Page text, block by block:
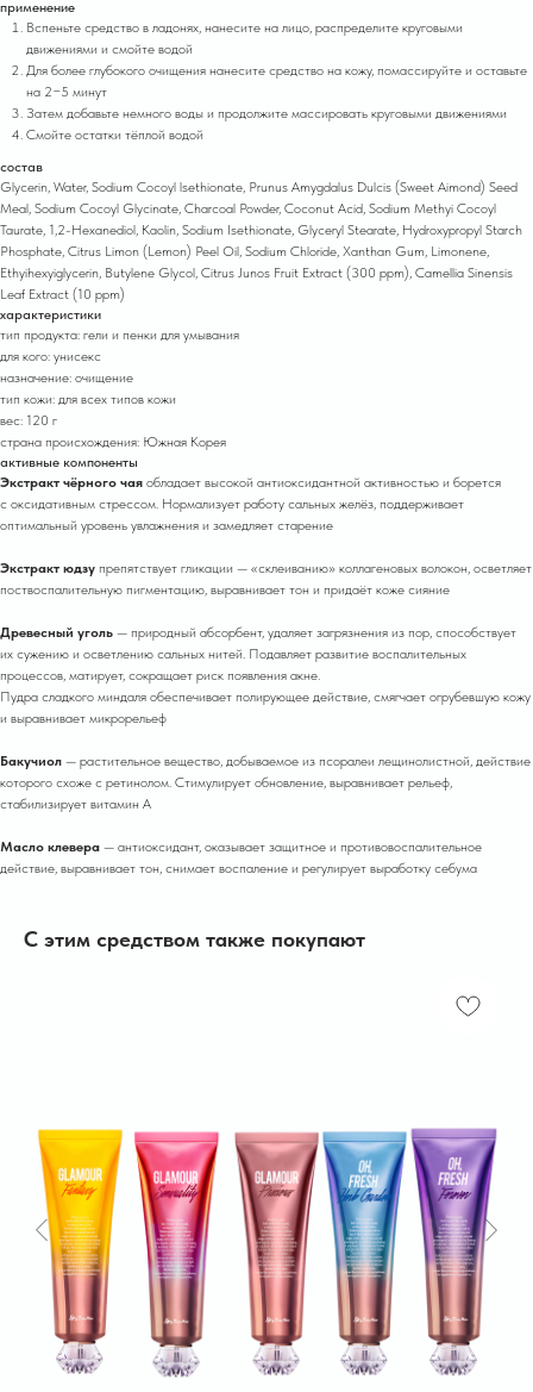
применение
Вспеньте средство в ладонях, нанесите на лицо , распределите круговыми
движениями и смойте водой
Для более глубокого очищения нанесите средство на кожу, помассируйте и оставьте
на 2−5 минут
Затем добавьте немного воды и продолжите массировать круговыми движениями
Смойте остатки тёплой водой
состав
Glycerin, Water, Sodium Cocoyl lsethionate, Prunus Amygdalus Dulcis (Sweet Aimond) Seed
Meal, Sodium Cocoyl Glycinate, Charcoal Powder, Coconut Acid, Sodium Methyi Cocoyl
Taurate, 1,2-Hexanediol, Kaolin, Sodium Isethionate, Glyceryl Stearate, Hydroxypropyl Starch
Phosphate, Citrus Limon (Lemon) Peel Oil, Sodium Chloride, Xanthan Gum, Limonene,
Ethyihexyiglycerin, Butylene Glycol, Citrus Junos Fruit Extract (300 ppm), Camellia Sinensis
Leaf Extract (10 ppm)
характеристики
тип продукта: гели и пенки для умывания
для кого: унисекс
назначение: очищение
тип кожи: для всех типов кожи
вес: 120 г
страна происхождения: Южная Корея
активные компоненты
Экстракт чёрного чая обладает высокой антиоксидантной активностью и борется
с оксидативным стрессом. Нормализует работу сальных желёз, поддерживает
оптимальный уровень увлажнения и замедляет старение
Экстракт юдзу препятствует гликации — «склеиванию» коллагеновых волокон, осветляет
поствоспалительную пигментацию, выравнивает тон и придаёт коже сияние
Древесный уголь — природный абсорбент, удаляет загрязнения из пор, способствует
их сужению и осветлению сальных нитей. Подавляет развитие воспалительных
процессов, мат ирует, сокращает риск появления акне.
Пудра сладкого миндаля обеспечивает полирующее действие, смягчает огрубевшую кожу
и выравнивает микрорельеф
Бакучиол — растительное вещество, добываемое из псоралеи лещинолистной, действие
которого схоже с ретинолом. Стимулирует обновление, выравнивает рельеф,
стабилизирует витамин A
Масло клевера — антиоксидант, оказывает защитное и противовоспалительное
действие, выравнивает тон, снимает воспаление и регулирует выработку себума
С этим средством также покупают